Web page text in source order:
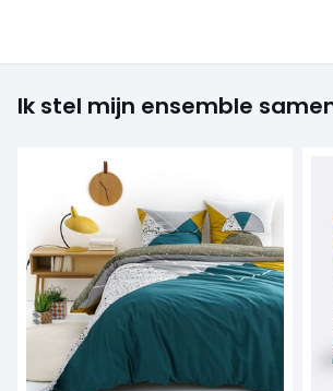
Ik stel mijn ensemble